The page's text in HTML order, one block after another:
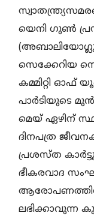
യെനി ഗുൺ
സെക്കേറിയ
കമ്മിറ്റി
പാർടിയുടെ
മെയ് ഏഴിന്
ദിനപത്ര
പ്രശസ്ത
ഭീകരവാദ
ലഭിക്കാവുന്ന